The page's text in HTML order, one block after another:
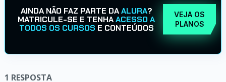
AINDA NÃO FAZ PARTE DAALURA?
MATRICULE-SE E TENHAACESSO A
TODOS OS CURSOS E CONTEÚDOS
VEJA OS
PLANOS
1 RESPOSTA